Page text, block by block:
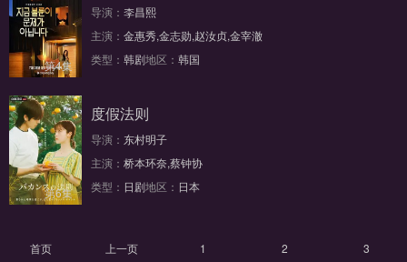
第4集
导演： 李昌熙
主演： 金惠秀,金志勋,赵汝贞,金宰澈
类型： 韩剧地区： 韩国
第6集
度假法则
导演： 东村明子
主演： 桥本环奈,蔡钟协
类型： 日剧地区： 日本
首页 上一页 1 2 3